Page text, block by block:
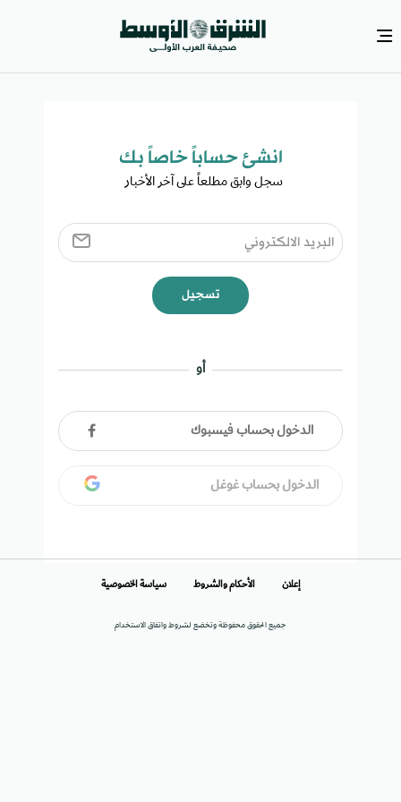
انشئ حساباً خاصاً بك​
سجل وابق مطلعاً على آخر الأخبار ​
تسجيل
أو
الدخول بحساب فيسبوك
الدخول بحساب غوغل
جميع الحقوق محفوظة وتخضع لشروط واتفاق الاستخدام
إعلان الأحكام والشروط سياسة الخصوصية